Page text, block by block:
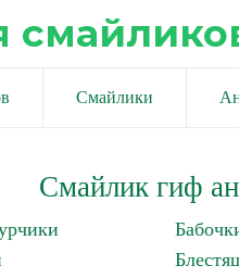
Смайлики
Смайлик гиф